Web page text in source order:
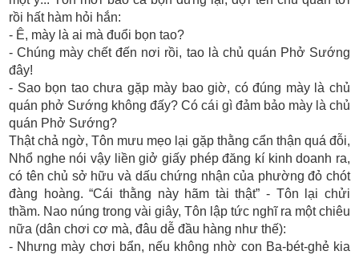
rồi hất hàm hỏi hắn:
- Ê, mày là ai mà đuổi bọn tao?
- Chúng mày chết đến nơi rồi, tao là chủ quán Phở Sướng
đây!
- Sao bọn tao chưa gặp mày bao giờ, có đúng mày là chủ
quán phở Sướng không đấy? Có cái gì đảm bảo mày là chủ
quán Phở Sướng?
Thật chả ngờ, Tôn mưu mẹo lại gặp thằng cẩn thận quá đỗi,
Nhổ nghe nói vậy liền giở giấy phép đăng kí kinh doanh ra,
có tên chủ sở hữu và dấu chứng nhận của phường đỏ chót
đàng hoàng. “Cái thằng này hãm tài thật” - Tôn lại chửi
thầm. Nao núng trong vài giây, Tôn lập tức nghĩ ra một chiêu
nữa (dân chơi cơ mà, đâu dễ đầu hàng như thế):
- Nhưng mày chơi bẩn, nếu không nhờ con Ba-bét-ghẻ kia